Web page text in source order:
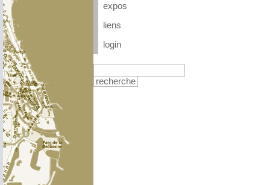
expos
liens
login
recherche